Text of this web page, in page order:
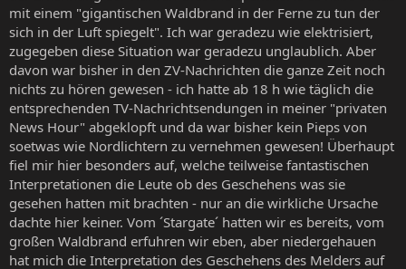
mit einem "gigantischen Waldbrand in der Ferne zu tun der
sich in der Luft spiegelt". Ich war geradezu wie elektrisiert,
zugegeben diese Situation war geradezu unglaublich. Aber
davon war bisher in den ZV-Nachrichten die ganze Zeit noch
nichts zu hören gewesen - ich hatte ab 18 h wie täglich die
entsprechenden TV-Nachrichtsendungen in meiner "privaten
News Hour" abgeklopft und da war bisher kein Pieps von
soetwas wie Nordlichtern zu vernehmen gewesen! Überhaupt
fiel mir hier besonders auf, welche teilweise fantastischen
Interpretationen die Leute ob des Geschehens was sie
gesehen hatten mit brachten - nur an die wirkliche Ursache
dachte hier keiner. Vom ´Stargate´ hatten wir es bereits, vom
großen Waldbrand erfuhren wir eben, aber niedergehauen
hat mich die Interpretation des Geschehens des Melders auf